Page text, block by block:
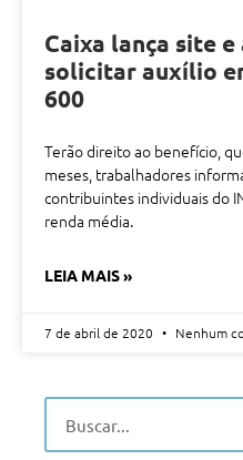
Caixa lança site
solicitar auxílio
600
Terão direito ao benefício,
meses, trabalhadores
contribuintes individuais do
renda média.
LEIA MAIS »
7 de abril de 2020 Nenhum